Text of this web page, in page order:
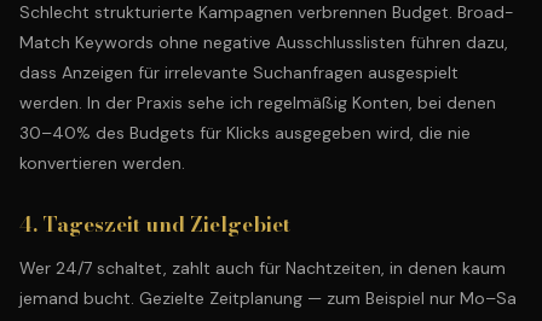
Schlecht strukturierte Kampagnen verbrennen Budget. Broad-
Match Keywords ohne negative Ausschlusslisten führen dazu,
dass Anzeigen für irrelevante Suchanfragen ausgespielt
werden. In der Praxis sehe ich regelmäßig Konten, bei denen
30–40% des Budgets für Klicks ausgegeben wird, die nie
konvertieren werden.
4. Tageszeit und Zielgebiet
Wer 24/7 schaltet, zahlt auch für Nachtzeiten, in denen kaum
jemand bucht. Gezielte Zeitplanung — zum Beispiel nur Mo–Sa